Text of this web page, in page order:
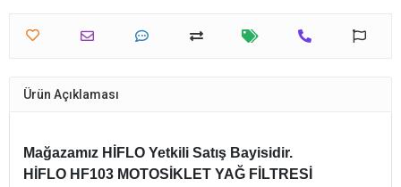
Ürün Açıklaması
Mağazamız HİFLO Yetkili Satış Bayisidir.
HİFLO HF103 MOTOSİKLET YAĞ FİLTRESİ